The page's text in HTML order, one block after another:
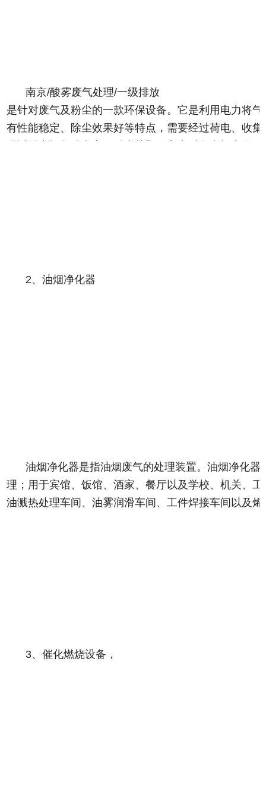
南京/酸雾废气处理/一级排放
是针对废气及粉尘的一款环保设备。它是利用电力将
有性能稳定、除尘效果好等特点，需要经过荷电、收
2、油烟净化器
油烟净化器是指油烟废气的处理装置。油烟净化
理；用于宾馆、饭馆、酒家、餐厅以及学校、机关、
油溅热处理车间、油雾润滑车间、工件焊接车间以及
3、催化燃烧设备，